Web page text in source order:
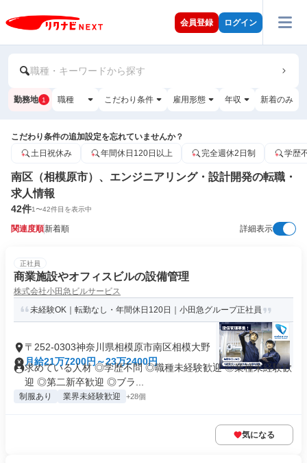
会員登録 ログイン
職種・キーワードから探す
勤務地 1 職種 こだわり条件 雇用形態 年収 新着のみ
こだわり条件の追加設定を忘れていませんか？
土日祝休み
年間休日120日以上 完全週休2日制 学歴
南区（相模原市）、エンジニアリング・設計開発の転職・
求人情報
42件1〜42件目を表示中
関連度順新着順 詳細表示
正社員
商業施設やオフィスビルの設備管理
株式会社小田急ビルサービス
未経験OK｜転勤なし・年間休日120日｜小田急グループ正社員
〒252-0303神奈川県相模原市南区相模大野
月給21万7200円～23万2400円
求めている人材 ◎学歴不問 ◎職種未経験歓迎 ◎業種未経験歓
迎 ◎第二新卒歓迎 ◎ブラ...
制服あり 業界未経験歓迎 +28個
気になる